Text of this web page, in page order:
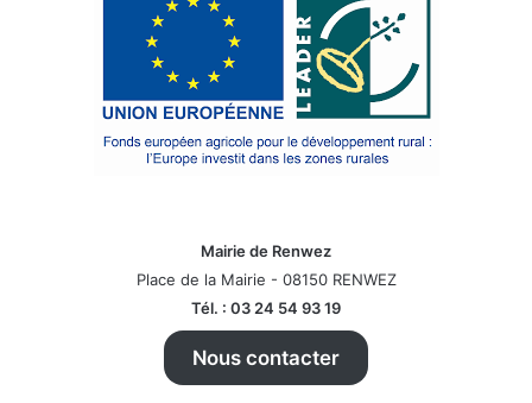
Mairie de Renwez
Place de la Mairie - 08150 RENWEZ
Tél. : 03 24 54 93 19
Nous contacter